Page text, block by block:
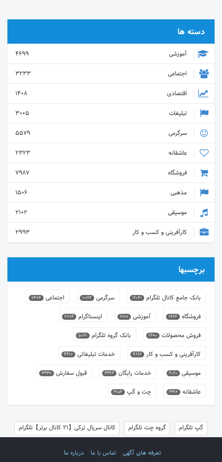
دسته ها
آموزشی
4699
اجتماعی
3233
اقتصادی
1408
تبلیغات
3005
سرگرمی
5579
عاشقانه
2323
فروشگاه
7987
مذهبی
1506
موسیقی
2102
کارآفرینی و کسب و کار
2993
برچسبها
بانک جامع کانال تلگرام 16041 سرگرمی 10164 اجتماعی 9494
فروشگاه 8662 آموزشی 6919 اینستاگرام 6794
فروش محصولات 6690 بانک گروه تلگرام 5068
کارآفرینی و کسب و کار 4866 خدمات تبلیغاتی 4417
موسیقی 4060 خدمات رایگان 3363 قبول سفارش 3339
عاشقانه 3312 چت و گپ 3154
گپ تلگرام گروه چت تلگرام کانال سریال ترکی【21 کانال برتر】تلگرام
تعرفه های آگهی تماس با ما درباره ما